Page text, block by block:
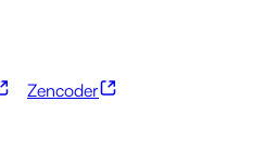
Zencoder